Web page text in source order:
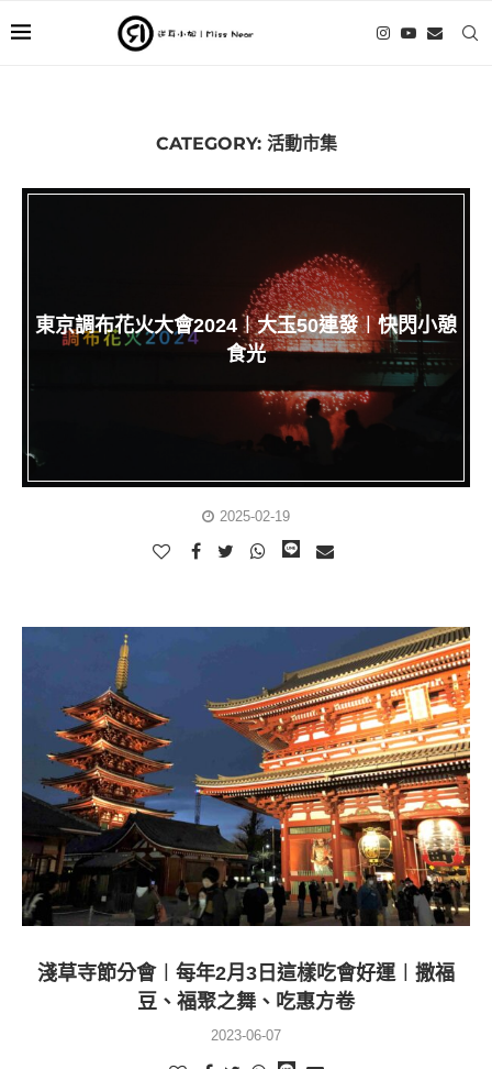
CATEGORY: 活動市集
東京調布花火大會2024︱大玉50連發︱快閃小憩
食光
2025-02-19
淺草寺節分會︱每年2月3日這樣吃會好運︱撒福
豆、福聚之舞、吃惠方卷
2023-06-07